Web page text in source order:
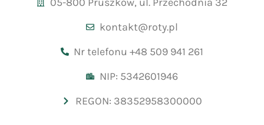
kontakt@roty.pl
Nr telefonu +48 509 941 261
NIP: 5342601946
REGON: 38352958300000